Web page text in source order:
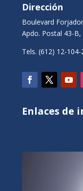
Dirección
Boulevard
Apdo. Postal 43-B,
Tels. (612) 12-104-
Enlaces de